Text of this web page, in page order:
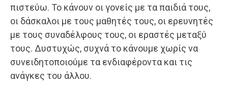
πιστεύω. Το κάνουν οι γονείς με τα παιδιά τους,
οι δάσκαλοι με τους μαθητές τους, οι ερευνητές
με τους συναδέλφους τους, οι εραστές μεταξύ
τους. Δυστυχώς, συχνά το κάνουμε χωρίς να
συνειδητοποιούμε τα ενδιαφέροντα και τις
ανάγκες του άλλου.